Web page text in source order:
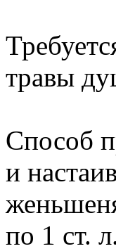
травы
Способ
и
по 1 ст.